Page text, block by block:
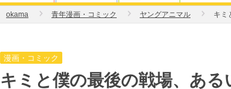
okama 青年漫画・コミック ヤングアニマル キミ
漫画・コミック
キミと僕の最後の戦場、あ